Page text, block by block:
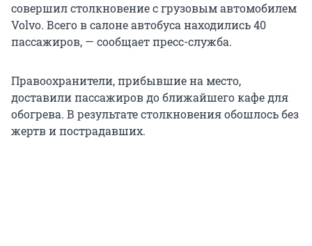
совершил столкновение с грузовым автомобилем
Volvo. Всего в салоне автобуса находились 40
пассажиров, — сообщает пресс-служба.
Правоохранители, прибывшие на место,
доставили пассажиров до ближайшего кафе для
обогрева. В результате столкновения обошлось без
жертв и пострадавших.